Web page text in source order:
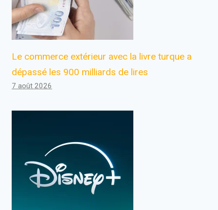
Le commerce extérieur avec la livre turque a
dépassé les 900 milliards de lires
7 août 2026